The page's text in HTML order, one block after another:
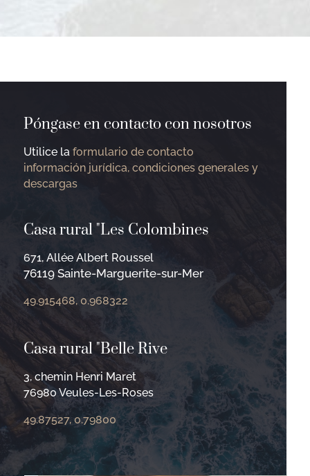
Póngase en contacto con nosotros
Utilice la formulario de contacto
información jurídica, condiciones generales y
descargas
Casa rural "Les Colombines
671, Allée Albert Roussel
76119 Sainte-Marguerite-sur-Mer
49.915468, 0.968322
Casa rural "Belle Rive
3, chemin Henri Maret
76980 Veules-Les-Roses
49.87527, 0.79800